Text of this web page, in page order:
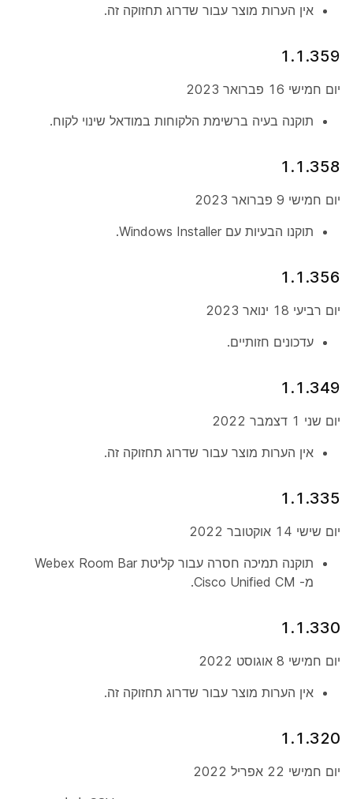
אין הערות מוצר עבור שדרוג תחזוקה זה.
1.1.359
יום חמישי 16 פברואר 2023
תוקנה בעיה ברשימת הלקוחות במודאל שינוי לקוח.
1.1.358
יום חמישי 9 פברואר 2023
תוקנו הבעיות עם Windows Installer.
1.1.356
יום רביעי 18 ינואר 2023
עדכונים חזותיים.
1.1.349
יום שני 1 דצמבר 2022
אין הערות מוצר עבור שדרוג תחזוקה זה.
1.1.335
יום שישי 14 אוקטובר 2022
תוקנה תמיכה חסרה עבור קליטת Webex Room Bar
מ- Cisco Unified CM.
1.1.330
יום חמישי 8 אוגוסט 2022
אין הערות מוצר עבור שדרוג תחזוקה זה.
1.1.320
יום חמישי 22 אפריל 2022